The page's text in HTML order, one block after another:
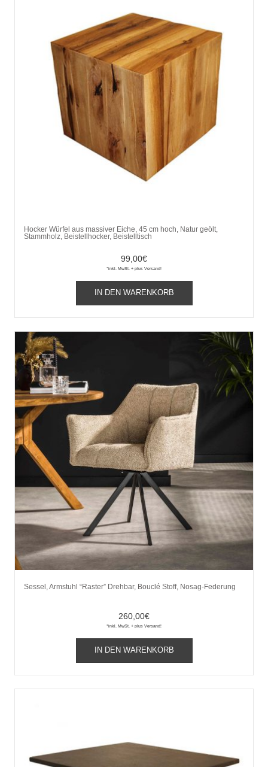
Hocker Würfel aus massiver Eiche, 45 cm hoch, Natur geölt,
Stammholz, Beistellhocker, Beistelltisch
99,00€
*inkl. MwSt. + plus Versand!
IN DEN WARENKORB
Sessel, Armstuhl “Raster” Drehbar, Bouclé Stoff, Nosag-Federung
260,00€
*inkl. MwSt. + plus Versand!
IN DEN WARENKORB